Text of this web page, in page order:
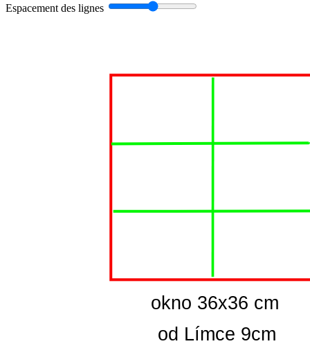
Espacement des lignes
  okno 36x36 cm
od Límce 9cm